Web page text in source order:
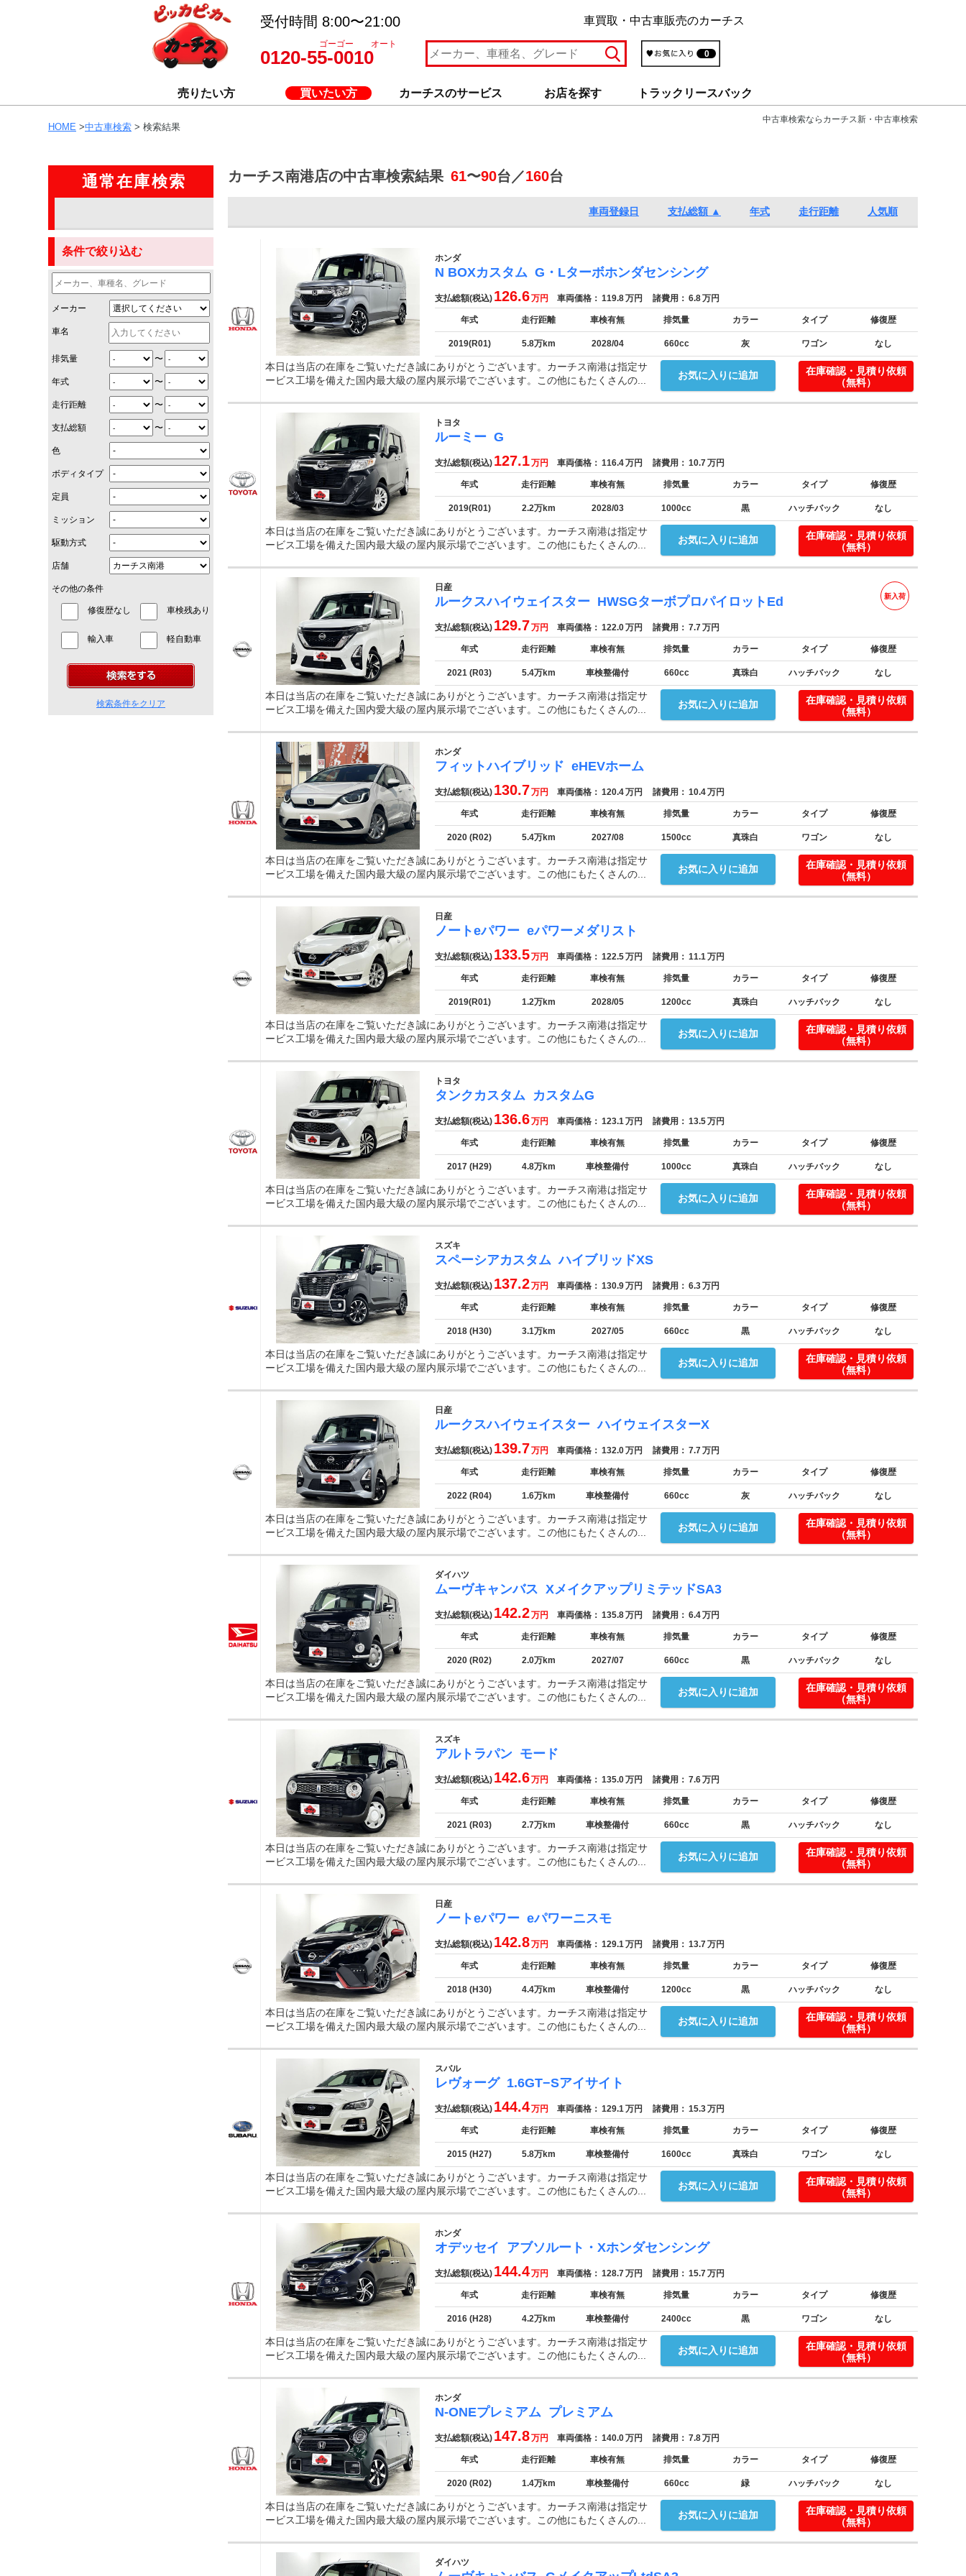
受付時間 8:00〜21:00
ゴーゴー オート
0120-55-0010
車買取・中古車販売のカーチス
0
売りたい方 買いたい方 カーチスのサービス お店を探す トラックリースバック
中古車検索ならカーチス新・中古車検索
HOME >中古車検索 > 検索結果
通常在庫検索
条件で絞り込む
メーカー
車名
排気量 〜
年式 〜
走行距離 〜
支払総額 〜
色
ボディタイプ
定員
ミッション
駆動方式
店舗
その他の条件
修復歴なし 車検残あり
輸入車 軽自動車
検索条件をクリア
カーチス南港店の中古車検索結果 61〜90台／160台
車両登録日 支払総額 ▲ 年式 走行距離 人気順
ホンダ
N BOXカスタム G・Lターボホンダセンシング
支払総額(税込) 126.6万円 車両価格： 119.8万円 諸費用： 6.8万円
年式 走行距離 車検有無 排気量 カラー タイプ 修復歴
2019(R01) 5.8万km 2028/04 660cc 灰 ワゴン なし
お気に入りに追加
本日は当店の在庫をご覧いただき誠にありがとうございます。カーチス南港は指定サ
ービス工場を備えた国内最大級の屋内展示場でございます。この他にもたくさんの...
在庫確認・見積り依頼
（無料）
トヨタ
ルーミー G
支払総額(税込) 127.1万円 車両価格： 116.4万円 諸費用： 10.7万円
年式 走行距離 車検有無 排気量 カラー タイプ 修復歴
2019(R01) 2.2万km 2028/03 1000cc 黒 ハッチバック なし
お気に入りに追加
本日は当店の在庫をご覧いただき誠にありがとうございます。カーチス南港は指定サ
ービス工場を備えた国内最大級の屋内展示場でございます。この他にもたくさんの...
在庫確認・見積り依頼
（無料）
新入荷
日産
ルークスハイウェイスター HWSGターボプロパイロットEd
支払総額(税込) 129.7万円 車両価格： 122.0万円 諸費用： 7.7万円
年式 走行距離 車検有無 排気量 カラー タイプ 修復歴
2021 (R03) 5.4万km 車検整備付 660cc 真珠白 ハッチバック なし
お気に入りに追加
本日は当店の在庫をご覧いただき誠にありがとうございます。カーチス南港は指定サ
ービス工場を備えた国内愛大級の屋内展示場でございます。この他にもたくさんの...
在庫確認・見積り依頼
（無料）
ホンダ
フィットハイブリッド eHEVホーム
支払総額(税込) 130.7万円 車両価格： 120.4万円 諸費用： 10.4万円
年式 走行距離 車検有無 排気量 カラー タイプ 修復歴
2020 (R02) 5.4万km 2027/08 1500cc 真珠白 ワゴン なし
お気に入りに追加
本日は当店の在庫をご覧いただき誠にありがとうございます。カーチス南港は指定サ
ービス工場を備えた国内最大級の屋内展示場でございます。この他にもたくさんの...
在庫確認・見積り依頼
（無料）
日産
ノートeパワー eパワーメダリスト
支払総額(税込) 133.5万円 車両価格： 122.5万円 諸費用： 11.1万円
年式 走行距離 車検有無 排気量 カラー タイプ 修復歴
2019(R01) 1.2万km 2028/05 1200cc 真珠白 ハッチバック なし
お気に入りに追加
本日は当店の在庫をご覧いただき誠にありがとうございます。カーチス南港は指定サ
ービス工場を備えた国内最大級の屋内展示場でございます。この他にもたくさんの...
在庫確認・見積り依頼
（無料）
トヨタ
タンクカスタム カスタムG
支払総額(税込) 136.6万円 車両価格： 123.1万円 諸費用： 13.5万円
年式 走行距離 車検有無 排気量 カラー タイプ 修復歴
2017 (H29) 4.8万km 車検整備付 1000cc 真珠白 ハッチバック なし
お気に入りに追加
本日は当店の在庫をご覧いただき誠にありがとうございます。カーチス南港は指定サ
ービス工場を備えた国内最大級の屋内展示場でございます。この他にもたくさんの...
在庫確認・見積り依頼
（無料）
スズキ
スペーシアカスタム ハイブリッドXS
支払総額(税込) 137.2万円 車両価格： 130.9万円 諸費用： 6.3万円
年式 走行距離 車検有無 排気量 カラー タイプ 修復歴
2018 (H30) 3.1万km 2027/05 660cc 黒 ハッチバック なし
お気に入りに追加
本日は当店の在庫をご覧いただき誠にありがとうございます。カーチス南港は指定サ
ービス工場を備えた国内最大級の屋内展示場でございます。この他にもたくさんの...
在庫確認・見積り依頼
（無料）
日産
ルークスハイウェイスター ハイウェイスターX
支払総額(税込) 139.7万円 車両価格： 132.0万円 諸費用： 7.7万円
年式 走行距離 車検有無 排気量 カラー タイプ 修復歴
2022 (R04) 1.6万km 車検整備付 660cc 灰 ハッチバック なし
お気に入りに追加
本日は当店の在庫をご覧いただき誠にありがとうございます。カーチス南港は指定サ
ービス工場を備えた国内最大級の屋内展示場でございます。この他にもたくさんの...
在庫確認・見積り依頼
（無料）
ダイハツ
ムーヴキャンバス XメイクアップリミテッドSA3
支払総額(税込) 142.2万円 車両価格： 135.8万円 諸費用： 6.4万円
年式 走行距離 車検有無 排気量 カラー タイプ 修復歴
2020 (R02) 2.0万km 2027/07 660cc 黒 ハッチバック なし
お気に入りに追加
本日は当店の在庫をご覧いただき誠にありがとうございます。カーチス南港は指定サ
ービス工場を備えた国内最大級の屋内展示場でございます。この他にもたくさんの...
在庫確認・見積り依頼
（無料）
スズキ
アルトラパン モード
支払総額(税込) 142.6万円 車両価格： 135.0万円 諸費用： 7.6万円
年式 走行距離 車検有無 排気量 カラー タイプ 修復歴
2021 (R03) 2.7万km 車検整備付 660cc 黒 ハッチバック なし
お気に入りに追加
本日は当店の在庫をご覧いただき誠にありがとうございます。カーチス南港は指定サ
ービス工場を備えた国内最大級の屋内展示場でございます。この他にもたくさんの...
在庫確認・見積り依頼
（無料）
日産
ノートeパワー eパワーニスモ
支払総額(税込) 142.8万円 車両価格： 129.1万円 諸費用： 13.7万円
年式 走行距離 車検有無 排気量 カラー タイプ 修復歴
2018 (H30) 4.4万km 車検整備付 1200cc 黒 ハッチバック なし
お気に入りに追加
本日は当店の在庫をご覧いただき誠にありがとうございます。カーチス南港は指定サ
ービス工場を備えた国内最大級の屋内展示場でございます。この他にもたくさんの...
在庫確認・見積り依頼
（無料）
スバル
レヴォーグ 1.6GT−Sアイサイト
支払総額(税込) 144.4万円 車両価格： 129.1万円 諸費用： 15.3万円
年式 走行距離 車検有無 排気量 カラー タイプ 修復歴
2015 (H27) 5.8万km 車検整備付 1600cc 真珠白 ワゴン なし
お気に入りに追加
本日は当店の在庫をご覧いただき誠にありがとうございます。カーチス南港は指定サ
ービス工場を備えた国内最大級の屋内展示場でございます。この他にもたくさんの...
在庫確認・見積り依頼
（無料）
ホンダ
オデッセイ アブソルート・Xホンダセンシング
支払総額(税込) 144.4万円 車両価格： 128.7万円 諸費用： 15.7万円
年式 走行距離 車検有無 排気量 カラー タイプ 修復歴
2016 (H28) 4.2万km 車検整備付 2400cc 黒 ワゴン なし
お気に入りに追加
本日は当店の在庫をご覧いただき誠にありがとうございます。カーチス南港は指定サ
ービス工場を備えた国内最大級の屋内展示場でございます。この他にもたくさんの...
在庫確認・見積り依頼
（無料）
ホンダ
N-ONEプレミアム プレミアム
支払総額(税込) 147.8万円 車両価格： 140.0万円 諸費用： 7.8万円
年式 走行距離 車検有無 排気量 カラー タイプ 修復歴
2020 (R02) 1.4万km 車検整備付 660cc 緑 ハッチバック なし
お気に入りに追加
本日は当店の在庫をご覧いただき誠にありがとうございます。カーチス南港は指定サ
ービス工場を備えた国内最大級の屋内展示場でございます。この他にもたくさんの...
在庫確認・見積り依頼
（無料）
ダイハツ